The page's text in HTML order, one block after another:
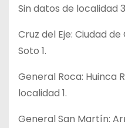
Sin datos de localidad
Cruz del Eje: Ciudad
Soto 1.
General Roca: Huinca
localidad 1.
General San Martín: